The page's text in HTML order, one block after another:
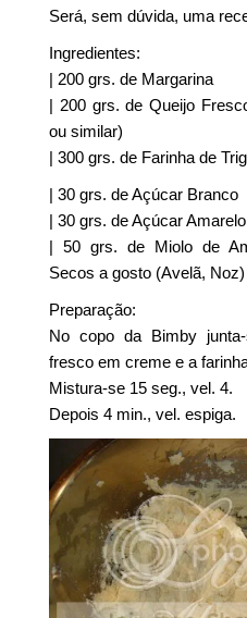
Será, sem dúvida, uma
Ingredientes:
| 200 grs. de Margarina
| 200 grs. de Queijo
ou similar)
| 300 grs. de Farinha de
| 30 grs. de Açúcar Branco
| 30 grs. de Açúcar Amarelo
| 50 grs. de Miolo de
Secos a gosto (Avelã, Noz)
Preparação:
No copo da Bimby
fresco em creme e a
Mistura-se 15 seg., vel. 4.
Depois 4 min., vel. espiga.